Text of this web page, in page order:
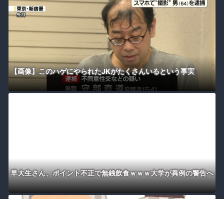
【画像】このハゲにやられたJKがたくさんいるという事実
早大生さん、ポイント不正で無銭飲食ｗｗｗ大学が異例の警告へ